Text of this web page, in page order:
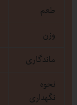
طعم
وزن
ماندگاری
نحوه
نگهداری